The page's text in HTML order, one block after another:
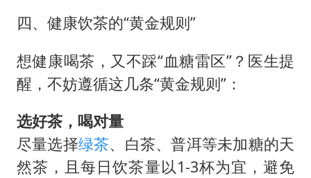
四、健康饮茶的“黄金规则”
想健康喝茶，又不踩“血糖雷区”？医生提
醒，不妨遵循这几条“黄金规则”：
选好茶，喝对量
尽量选择绿茶、白茶、普洱等未加糖的天
然茶，且每日饮茶量以1-3杯为宜，避免